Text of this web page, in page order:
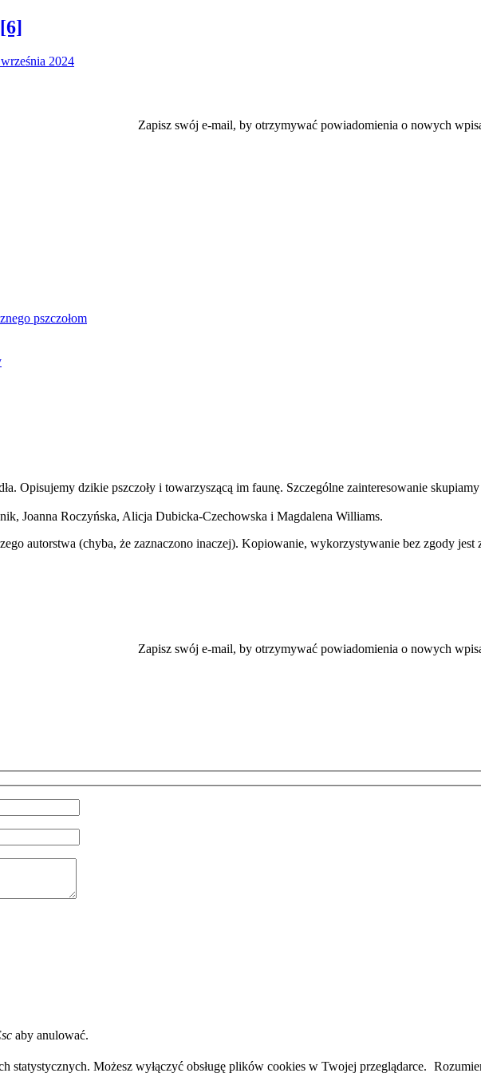
2024
Zapisz swój e-mail, by otrzymywać powiadomienia o nowych
pszczołom
Opisujemy dzikie pszczoły i towarzyszącą im faunę. Szczególne zainteresowanie
Joanna Roczyńska, Alicja Dubicka-Czechowska i Magdalena Williams.
autorstwa (chyba, że zaznaczono inaczej). Kopiowanie, wykorzystywanie bez zgody
Zapisz swój e-mail, by otrzymywać powiadomienia o nowych
aby anulować.
statystycznych. Możesz wyłączyć obsługę plików cookies w Twojej przeglądarce.